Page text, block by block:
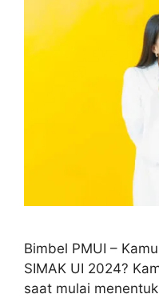
Bimbel PMUI –
SIMAK UI 2024?
saat mulai